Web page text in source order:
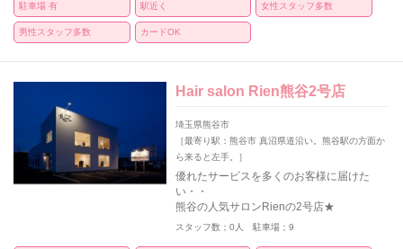
駐車場 有 駅近く 女性スタッフ多数
男性スタッフ多数 カードOK
Hair salon Rien熊谷2号店
埼玉県熊谷市
［最寄り駅：熊谷市 真沼県道沿い。熊谷駅の方面か
ら来ると左手。］
優れたサービスを多くのお客様に届けた
い・・
熊谷の人気サロンRienの2号店★
スタッフ数；0人 駐車場；9